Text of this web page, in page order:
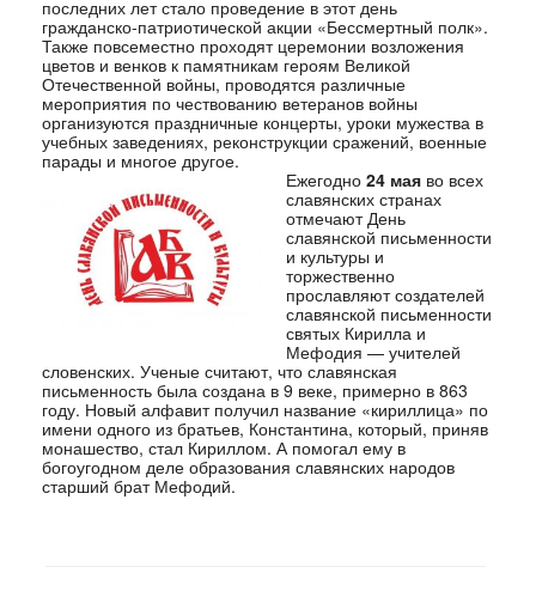
последних лет стало проведение в этот день
гражданско-патриотической акции «Бессмертный полк».
Также повсеместно проходят церемонии возложения
цветов и венков к памятникам героям Великой
Отечественной войны, проводятся различные
мероприятия по чествованию ветеранов войны
организуются праздничные концерты, уроки мужества в
учебных заведениях, реконструкции сражений, военные
парады и многое другое.
Ежегодно 24 мая во всех
славянских странах
отмечают День
славянской письменности
и культуры и
торжественно
прославляют создателей
славянской письменности
святых Кирилла и
Мефодия — учителей
словенских. Ученые считают, что славянская
письменность была создана в 9 веке, примерно в 863
году. Новый алфавит получил название «кириллица» по
имени одного из братьев, Константина, который, приняв
монашество, стал Кириллом. А помогал ему в
богоугодном деле образования славянских народов
старший брат Мефодий.